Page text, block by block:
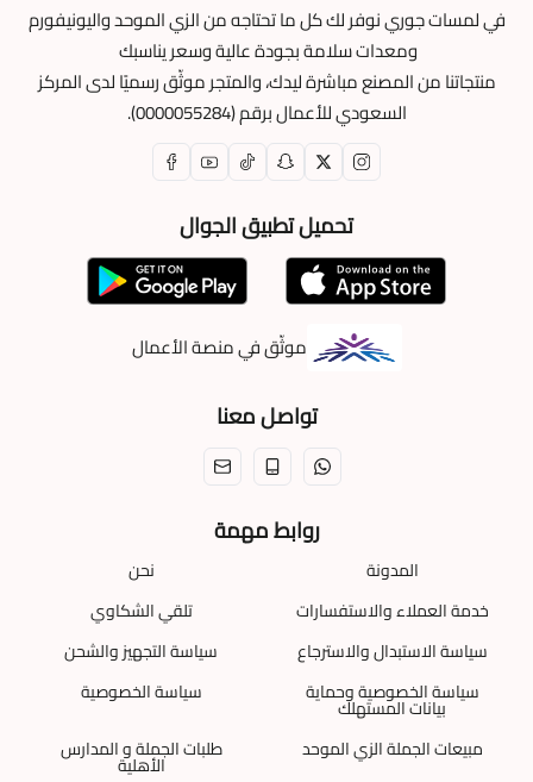
في لمسات جوري نوفر لك كل ما تحتاجه من الزي الموحد واليونيفورم
ومعدات سلامة بجودة عالية وسعر يناسبك
منتجاتنا من المصنع مباشرة ليدك، والمتجر موثّق رسميًا لدى المركز
السعودي للأعمال برقم (0000055284).
تحميل تطبيق الجوال
موثّق في منصة الأعمال
تواصل معنا
روابط مهمة
المدونة
نحن
خدمة العملاء والاستفسارات
تلقي الشكاوي
سياسة الاستبدال والاسترجاع
سياسة التجهيز والشحن
سياسة الخصوصية وحماية
بيانات المستهلك
سياسة الخصوصية
مبيعات الجملة الزي الموحد
طلبات الجملة و المدارس
الأهلية